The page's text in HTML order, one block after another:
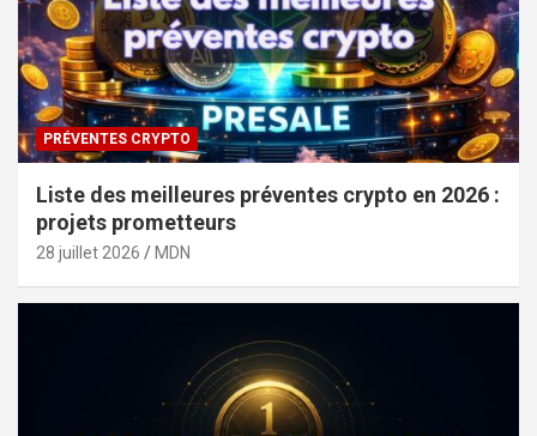
PRÉVENTES CRYPTO
Liste des meilleures préventes crypto en 2026 :
projets prometteurs
28 juillet 2026 MDN